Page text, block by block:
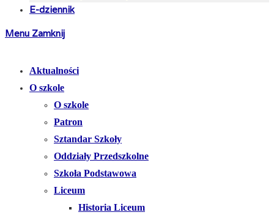
E-dziennik
Menu Zamknij
Aktualności
O szkole
O szkole
Patron
Sztandar Szkoły
Oddziały Przedszkolne
Szkoła Podstawowa
Liceum
Historia Liceum